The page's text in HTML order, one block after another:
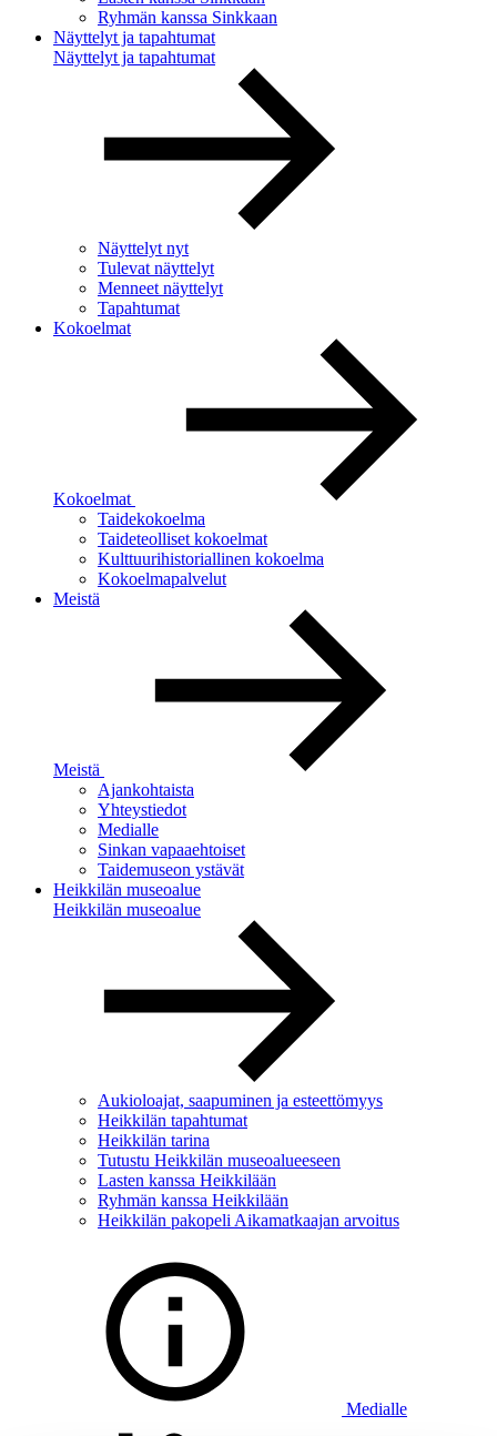
Ryhmän kanssa Sinkkaan
Näyttelyt ja tapahtumat
Näyttelyt ja tapahtumat
Näyttelyt nyt
Tulevat näyttelyt
Menneet näyttelyt
Tapahtumat
Kokoelmat
Kokoelmat
Taidekokoelma
Taideteolliset kokoelmat
Kulttuurihistoriallinen kokoelma
Kokoelmapalvelut
Meistä
Meistä
Ajankohtaista
Yhteystiedot
Medialle
Sinkan vapaaehtoiset
Taidemuseon ystävät
Heikkilän museoalue
Heikkilän museoalue
Aukioloajat, saapuminen ja esteettömyys
Heikkilän tapahtumat
Heikkilän tarina
Tutustu Heikkilän museoalueeseen
Lasten kanssa Heikkilään
Ryhmän kanssa Heikkilään
Heikkilän pakopeli Aikamatkaajan arvoitus
Medialle